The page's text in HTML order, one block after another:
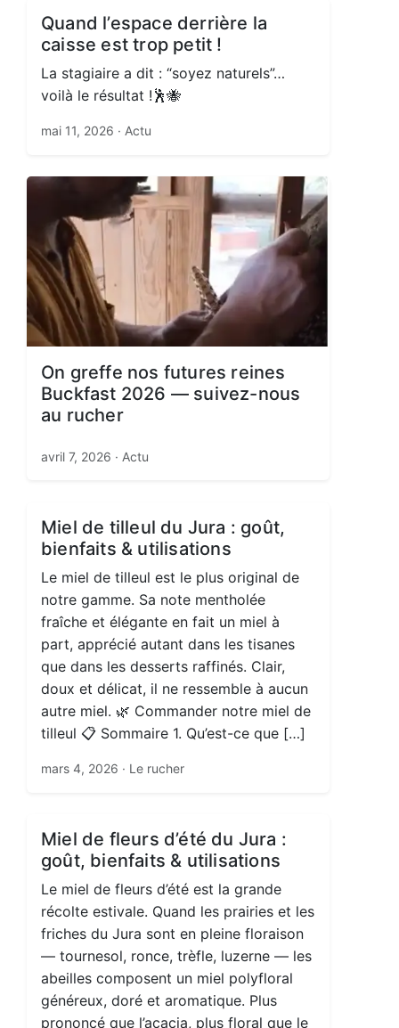
Quand l’espace derrière la
caisse est trop petit !
La stagiaire a dit : “soyez naturels”…
voilà le résultat !🕺🐝
mai 11, 2026 · Actu
On greffe nos futures reines
Buckfast 2026 — suivez-nous
au rucher
avril 7, 2026 · Actu
Miel de tilleul du Jura : goût,
bienfaits & utilisations
Le miel de tilleul est le plus original de
notre gamme. Sa note mentholée
fraîche et élégante en fait un miel à
part, apprécié autant dans les tisanes
que dans les desserts raffinés. Clair,
doux et délicat, il ne ressemble à aucun
autre miel. 🌿 Commander notre miel de
tilleul 📋 Sommaire 1. Qu’est-ce que […]
mars 4, 2026 · Le rucher
Miel de fleurs d’été du Jura :
goût, bienfaits & utilisations
Le miel de fleurs d’été est la grande
récolte estivale. Quand les prairies et les
friches du Jura sont en pleine floraison
— tournesol, ronce, trèfle, luzerne — les
abeilles composent un miel polyfloral
généreux, doré et aromatique. Plus
prononcé que l’acacia, plus floral que le